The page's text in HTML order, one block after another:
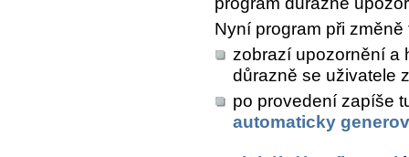
Nyní program při
zobrazí upozornění a
důrazně se uživatele
po provedení zapíše
automaticky